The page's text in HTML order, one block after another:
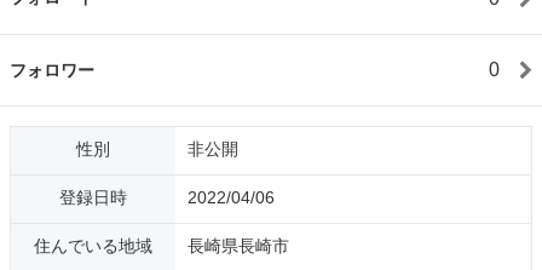
フォロワー 0
性別 非公開
登録日時 2022/04/06
住んでいる地域 長崎県長崎市